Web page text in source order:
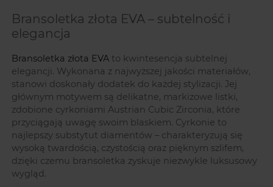
Bransoletka złota EVA – subtelność i
elegancja
Bransoletka złota EVAto kwintesencja subtelnej
elegancji. Wykonana z najwyższej jakości materiałów,
stanowi doskonały dodatek do każdej stylizacji. Jej
głównym motywem są delikatne, markizowe listki,
zdobione cyrkoniami Austrian Cubic Zirconia, które
przyciągają uwagę swoim blaskiem. Cyrkonie to
najlepszy substytut diamentów – charakteryzują się
wysoką twardością, czystością oraz pięknym szlifem,
dzięki czemu bransoletka zyskuje niezwykle luksusowy
wygląd.